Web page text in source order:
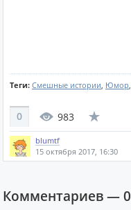
Теги: Смешные истории Юмор
0 983
blumtf
15 октября 2017, 16:30
Комментариев —0